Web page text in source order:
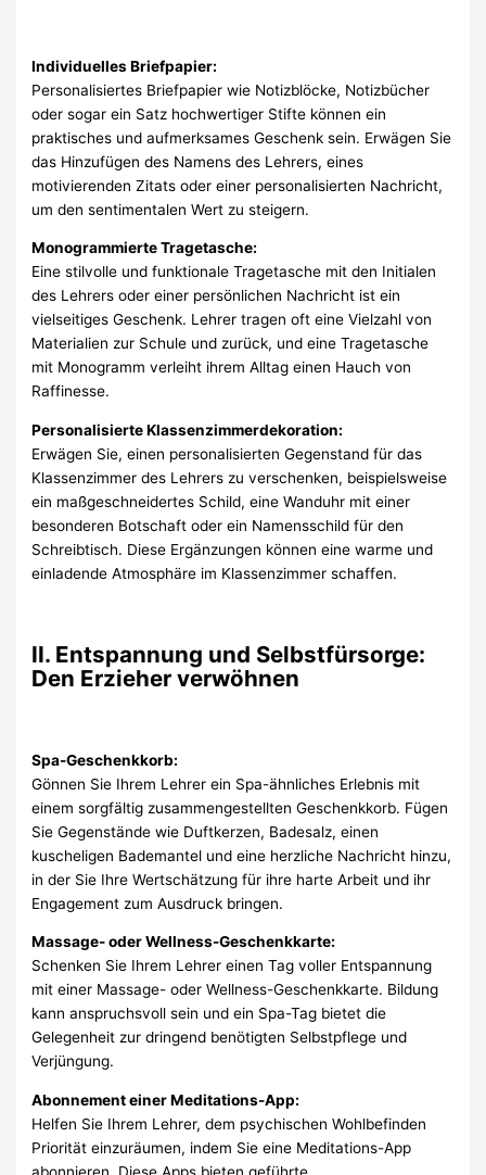
Individuelles Briefpapier:
Personalisiertes Briefpapier wie Notizblöcke, Notizbücher
oder sogar ein Satz hochwertiger Stifte können ein
praktisches und aufmerksames Geschenk sein. Erwägen Sie
das Hinzufügen des Namens des Lehrers, eines
motivierenden Zitats oder einer personalisierten Nachricht,
um den sentimentalen Wert zu steigern.
Monogrammierte Tragetasche:
Eine stilvolle und funktionale Tragetasche mit den Initialen
des Lehrers oder einer persönlichen Nachricht ist ein
vielseitiges Geschenk. Lehrer tragen oft eine Vielzahl von
Materialien zur Schule und zurück, und eine Tragetasche
mit Monogramm verleiht ihrem Alltag einen Hauch von
Raffinesse.
Personalisierte Klassenzimmerdekoration:
Erwägen Sie, einen personalisierten Gegenstand für das
Klassenzimmer des Lehrers zu verschenken, beispielsweise
ein maßgeschneidertes Schild, eine Wanduhr mit einer
besonderen Botschaft oder ein Namensschild für den
Schreibtisch. Diese Ergänzungen können eine warme und
einladende Atmosphäre im Klassenzimmer schaffen.
II. Entspannung und Selbstfürsorge:
Den Erzieher verwöhnen
Spa-Geschenkkorb:
Gönnen Sie Ihrem Lehrer ein Spa-ähnliches Erlebnis mit
einem sorgfältig zusammengestellten Geschenkkorb. Fügen
Sie Gegenstände wie Duftkerzen, Badesalz, einen
kuscheligen Bademantel und eine herzliche Nachricht hinzu,
in der Sie Ihre Wertschätzung für ihre harte Arbeit und ihr
Engagement zum Ausdruck bringen.
Massage- oder Wellness-Geschenkkarte:
Schenken Sie Ihrem Lehrer einen Tag voller Entspannung
mit einer Massage- oder Wellness-Geschenkkarte. Bildung
kann anspruchsvoll sein und ein Spa-Tag bietet die
Gelegenheit zur dringend benötigten Selbstpflege und
Verjüngung.
Abonnement einer Meditations-App:
Helfen Sie Ihrem Lehrer, dem psychischen Wohlbefinden
Priorität einzuräumen, indem Sie eine Meditations-App